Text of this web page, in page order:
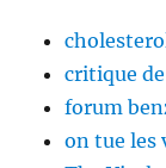
critique
forum
on tue les